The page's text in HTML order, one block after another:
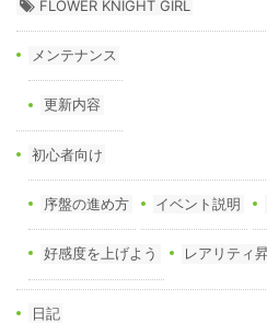
FLOWER KNIGHT GIRL
メンテナンス
更新内容
初心者向け
序盤の進め方 イベント説明
好感度を上げよう レアリティ
日記